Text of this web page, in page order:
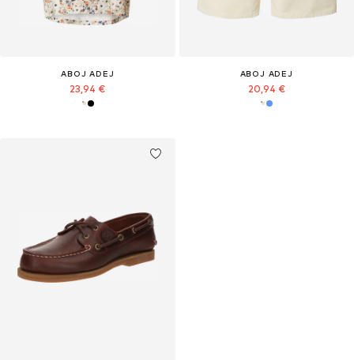
ABOJ ADEJ
23,94 €
ABOJ ADEJ
20,94 €